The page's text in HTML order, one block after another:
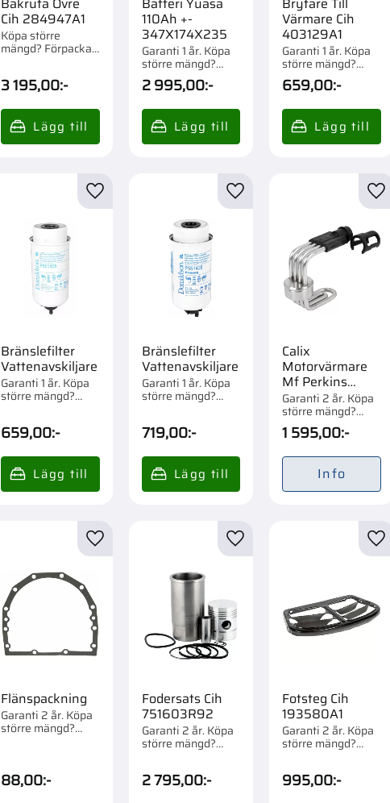
Cih 284947A1
Köpa större
mängd? Förpackad
3 195,00:-
110Ah +-
347X174X235
Garanti 1 år. Köpa
större mängd?
Förpackad om 1/36
st.
2 995,00:-
Värmare Cih
403129A1
Garanti 1 år. Köpa
större mängd?
Förpackad om 1 st.
659,00:-
Bränslefilter
Vattenavskiljare
Garanti 1 år. Köpa
större mängd?
Förpackad om 1/6
659,00:-
Lägg till i favoriter
Bränslefilter
Vattenavskiljare
Garanti 1 år. Köpa
större mängd?
Förpackad om 1/6
719,00:-
Lägg till i favoriter
Calix
Motorvärmare
Mf Perkins
1006
Garanti 2 år. Köpa
större mängd?
Förpackad om 1/10
st.
1 595,00:-
Info
Flänspackning
Garanti 2 år. Köpa
större mängd?
Förpackad om 1/10
88,00:-
Lägg till i favoriter
Fodersats Cih
751603R92
Garanti 2 år. Köpa
större mängd?
Förpackad om 1 st.
2 795,00:-
Lägg till i favoriter
Fotsteg Cih
193580A1
Garanti 2 år. Köpa
större mängd?
Förpackad om 1 st.
995,00:-